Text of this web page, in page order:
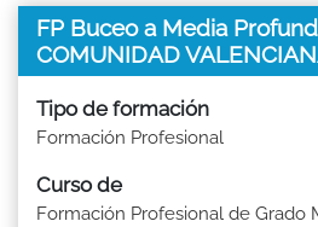
FP Buceo a Media
COMUNIDAD
Tipo de formación
Formación Profesional
Curso de
Formación Profesional de Grado